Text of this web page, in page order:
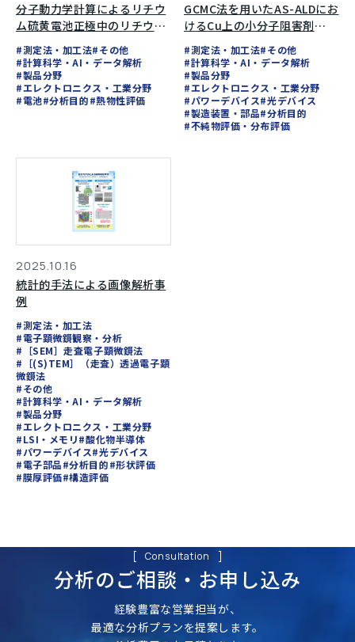
分子動力学計算によるリチウ
ム硫黄電池正極中のリチウム
イオン拡散挙動評価
#測定法・加工法#その他
#計算科学・AI・データ解析
#製品分野
#エレクトロニクス・工業分野
#電池#分析目的#熱物性評価
GCMC法を用いたAS-ALDにお
けるCu上の小分子阻害剤
（SMI）とTMAの競合吸着解
析
#測定法・加工法#その他
#計算科学・AI・データ解析
#製品分野
#エレクトロニクス・工業分野
#パワーデバイス#光デバイス
#製造装置・部品#分析目的
#不純物評価・分布評価
2025.10.16
統計的手法による画像解析事
例
#測定法・加工法
#電子顕微鏡観察・分析
#［SEM］走査電子顕微鏡法
#［(S)TEM］（走査）透過電子顕
微鏡法
#その他
#計算科学・AI・データ解析
#製品分野
#エレクトロニクス・工業分野
#LSI・メモリ#酸化物半導体
#パワーデバイス#光デバイス
#電子部品#分析目的#形状評価
#膜厚評価#構造評価
Consultation
分析のご相談・ お申し込み
経験豊富な営業担当が、
最適な分析プランを提案します。